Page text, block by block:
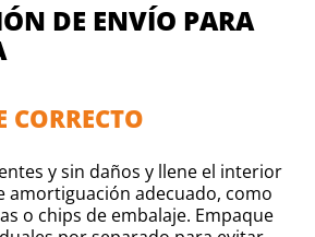
DE ENVÍO PARA
CORRECTO
y sin daños y llene el interior
amortiguación adecuado, como
o chips de embalaje. Empaque